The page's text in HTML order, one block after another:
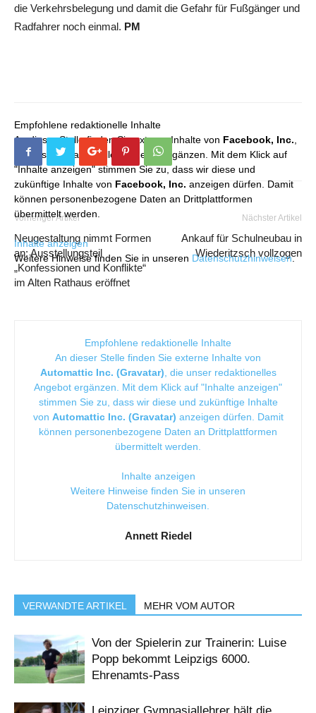
die Verkehrsbelegung und damit die Gefahr für Fußgänger und
Radfahrer noch einmal. PM
Empfohlene redaktionelle Inhalte
An dieser Stelle finden Sie externe Inhalte von Facebook, Inc.
die unser redaktionelles Angebot ergänzen. Mit dem Klick auf
"Inhalte anzeigen" stimmen Sie zu, dass wir diese und
zukünftige Inhalte von Facebook, Inc. anzeigen dürfen. Damit
können personenbezogene Daten an Drittplattformen
übermittelt werden.
Inhalte anzeigen
Weitere Hinweise finden Sie in unseren Datenschutzhinweisen.
Vorheriger Artikel
Neugestaltung nimmt Formen
an: Ausstellungsteil
„Konfessionen und Konflikte“
im Alten Rathaus eröffnet
Nächster Artikel
Ankauf für Schulneubau in
Wiederitzsch vollzogen
Empfohlene redaktionelle Inhalte
An dieser Stelle finden Sie externe Inhalte von
Automattic Inc. (Gravatar) , die unser redaktionelles
Angebot ergänzen. Mit dem Klick auf "Inhalte anzeigen"
stimmen Sie zu, dass wir diese und zukünftige Inhalte
von Automattic Inc. (Gravatar) anzeigen dürfen. Damit
können personenbezogene Daten an Drittplattformen
übermittelt werden.
Inhalte anzeigen
Weitere Hinweise finden Sie in unseren
Datenschutzhinweisen
Annett Riedel
VERWANDTE ARTIKEL MEHR VOM AUTOR
Von der Spielerin zur Trainerin: Luise
Popp bekommt Leipzigs 6000.
Ehrenamts-Pass